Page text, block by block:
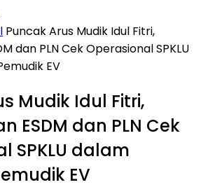
Puncak Arus Mudik Idul Fitri,
dan PLN Cek Operasional SPKLU
EV
Mudik Idul Fitri,
ESDM dan PLN Cek
SPKLU dalam
EV